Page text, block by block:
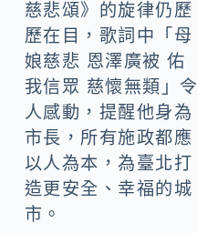
慈悲頌》的旋律仍歷
歷在目，歌詞中「母
娘慈悲 恩澤廣被 佑
我信眾 慈懷無類」令
人感動，提醒他身為
市長，所有施政都應
以人為本，為臺北打
造更安全、幸福的城
市。